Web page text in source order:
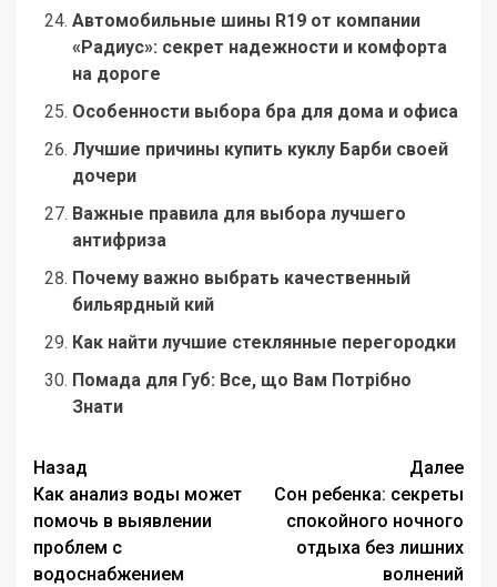
Автомобильные шины R19 от компании
«Радиус»: секрет надежности и комфорта
на дороге
Особенности выбора бра для дома и офиса
Лучшие причины купить куклу Барби своей
дочери
Важные правила для выбора лучшего
антифриза
Почему важно выбрать качественный
бильярдный кий
Как найти лучшие стеклянные перегородки
Помада для Губ: Все, що Вам Потрібно
Знати
Навигация
записи
Назад
Как анализ воды может
помочь в выявлении
проблем с
водоснабжением
Далее
Сон ребенка: секреты
спокойного ночного
отдыха без лишних
волнений